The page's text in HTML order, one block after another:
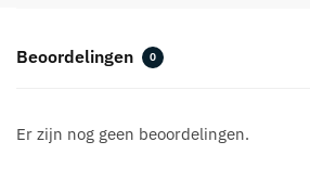
Beoordelingen 0
Er zijn nog geen beoordelingen.